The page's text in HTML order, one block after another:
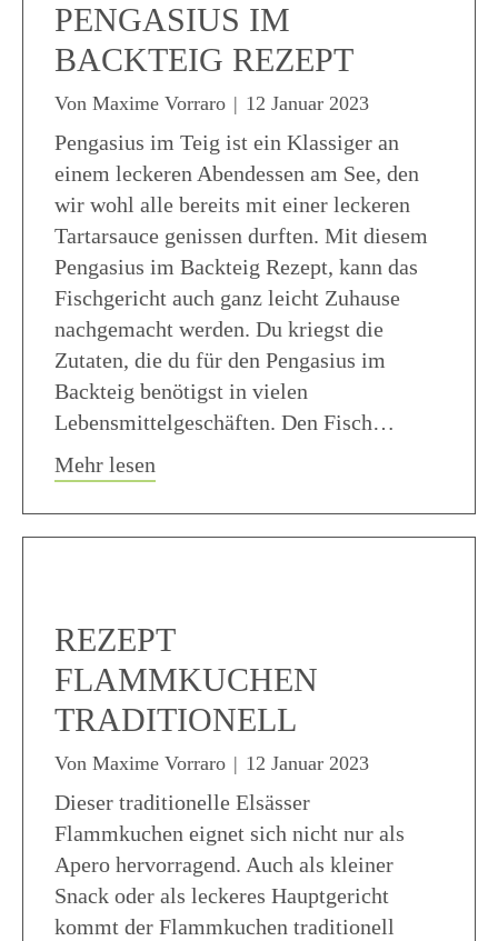
PENGASIUS IM
BACKTEIG REZEPT
Von Maxime Vorraro | 12 Januar 2023
Pengasius im Teig ist ein Klassiger an
einem leckeren Abendessen am See, den
wir wohl alle bereits mit einer leckeren
Tartarsauce genissen durften. Mit diesem
Pengasius im Backteig Rezept, kann das
Fischgericht auch ganz leicht Zuhause
nachgemacht werden. Du kriegst die
Zutaten, die du für den Pengasius im
Backteig benötigst in vielen
Lebensmittelgeschäften. Den Fisch…
Mehr lesen
REZEPT
FLAMMKUCHEN
TRADITIONELL
Von Maxime Vorraro | 12 Januar 2023
Dieser traditionelle Elsässer
Flammkuchen eignet sich nicht nur als
Apero hervorragend. Auch als kleiner
Snack oder als leckeres Hauptgericht
kommt der Flammkuchen traditionell